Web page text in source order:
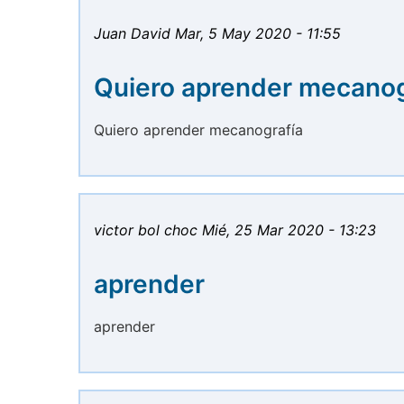
Juan David Mar, 5 May 2020 - 11:55
Quiero aprender
Quiero aprender mecanografía
victor bol choc Mié, 25 Mar 2020 - 13:23
aprender
aprender